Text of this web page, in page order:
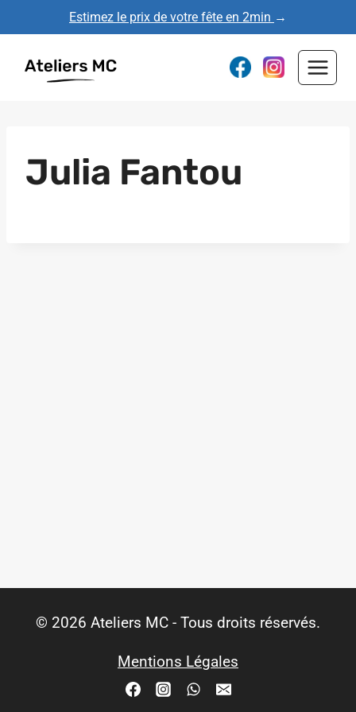
au
contenu
Estimez le prix de votre fête en 2min →
Julia Fantou
© 2026 Ateliers MC - Tous droits réservés.
Mentions Légales